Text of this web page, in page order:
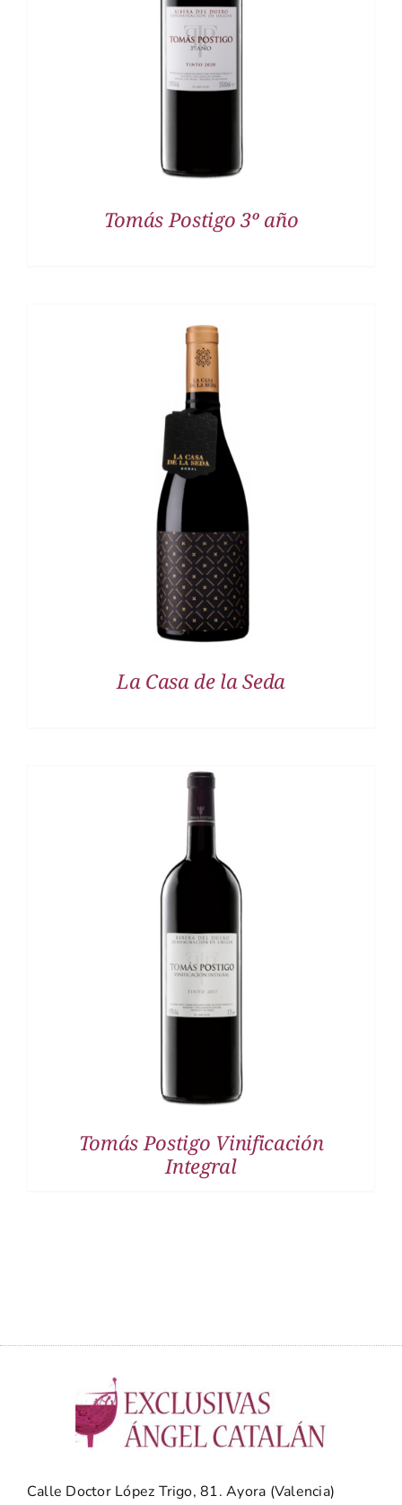
DETALLES
Tomás Postigo 3º año
DETALLES
La Casa de la Seda
DETALLES
Tomás Postigo Vinificación
Integral
Calle Doctor López Trigo, 81. Ayora (Valencia)